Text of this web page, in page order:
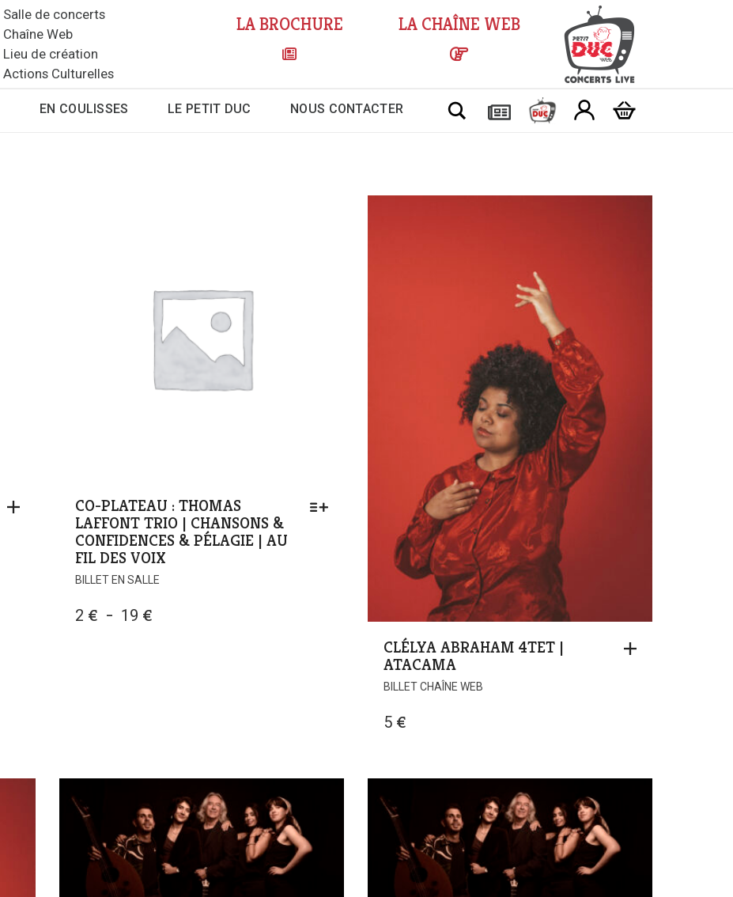
Salle de concerts
Chaîne Web
Lieu de création
Actions Culturelles
LA BROCHURE LA CHAÎNE WEB
EN COULISSES LE PETIT DUC NOUS CONTACTER Chercher
CO-PLATEAU : THOMAS
LAFFONT TRIO | CHANSONS &
CONFIDENCES & PÉLAGIE | AU
FIL DES VOIX
BILLET EN SALLE
2 € – 19 €
CLÉLYA ABRAHAM 4TET |
ATACAMA
BILLET CHAÎNE WEB
5 €